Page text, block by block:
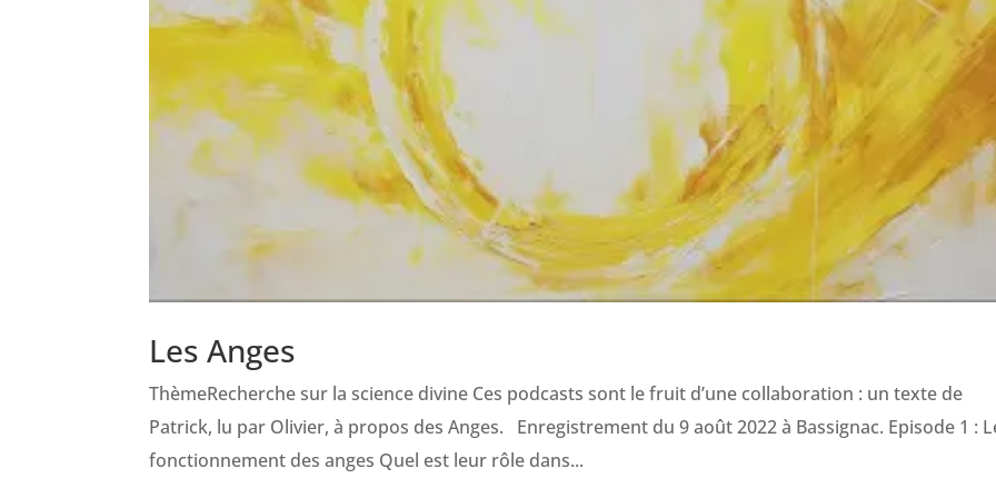
Les Anges
ThèmeRecherche sur la science divine Ces podcasts sont le fruit d’une collaboration : un texte de
Patrick, lu par Olivier, à propos des Anges. Enregistrement du 9 août 2022 à Bassignac. Episode 1 :
fonctionnement des anges Quel est leur rôle dans...